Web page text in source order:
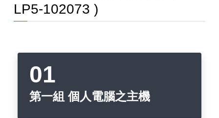
Open-E JovianDSS
共同供應契約
【已停止】電腦週邊設備 ( LP5-102072 )
【已停止】電腦設備用品 ( LP5-102073 )
遠端支援
相關連結
網站導覽
LP5-102073 )
第一組 個人電腦之主機